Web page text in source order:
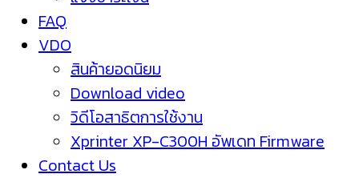
FAQ
VDO
สินค้ายอดนิยม
Download video
วิดีโอสาธิตการใช้งาน
Xprinter XP-C300H อัพเดท Firmware
Contact Us